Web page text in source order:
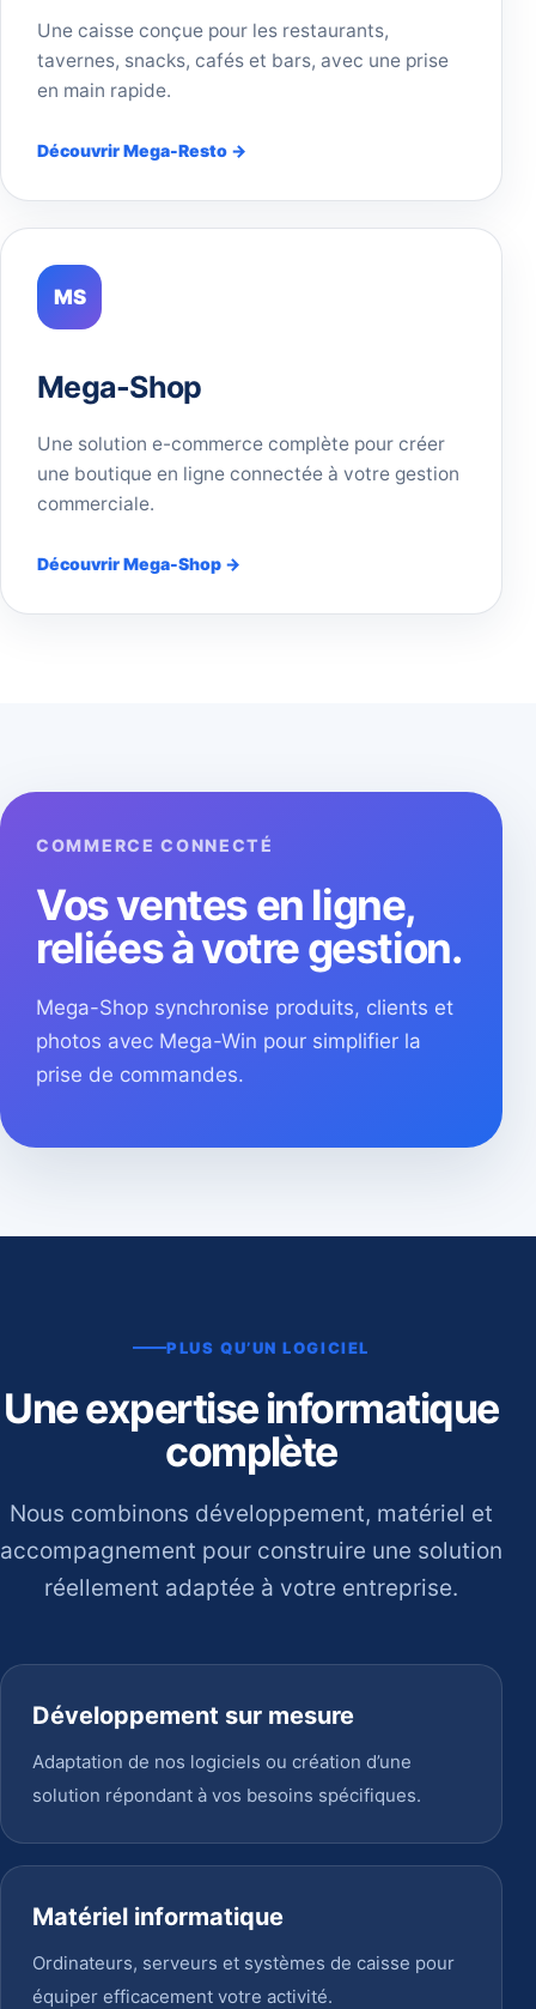
Une caisse conçue pour les restaurants,
tavernes, snacks, cafés et bars, avec une prise
en main rapide.
Découvrir Mega-Resto →
MS
Mega-Shop
Une solution e-commerce complète pour créer
une boutique en ligne connectée à votre gestion
commerciale.
Découvrir Mega-Shop →
COMMERCE CONNECTÉ
Vos ventes en ligne,
reliées à votre gestion.
Mega-Shop synchronise produits, clients et
photos avec Mega-Win pour simplifier la
prise de commandes.
PLUS QU’UN LOGICIEL
Une expertise informatique
complète
Nous combinons développement, matériel et
accompagnement pour construire une solution
réellement adaptée à votre entreprise.
Développement sur mesure
Adaptation de nos logiciels ou création d’une
solution répondant à vos besoins spécifiques.
Matériel informatique
Ordinateurs, serveurs et systèmes de caisse pour
équiper efficacement votre activité.